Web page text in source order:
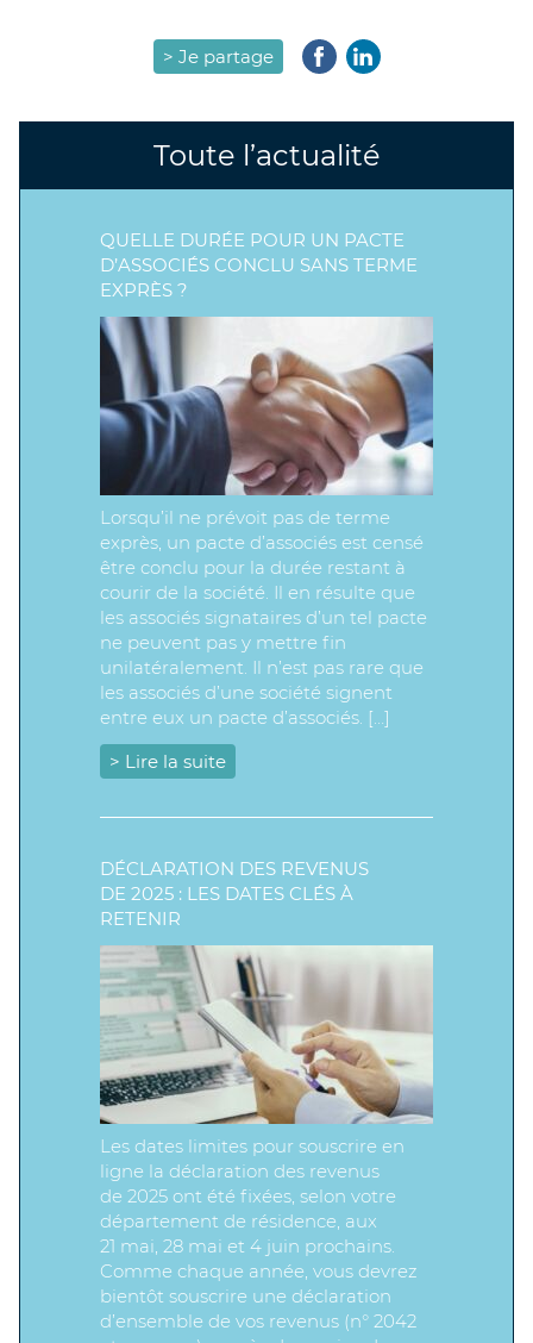
> Je partage
Toute l’actualité
QUELLE DURÉE POUR UN PACTE
D’ASSOCIÉS CONCLU SANS TERME
EXPRÈS ?
Lorsqu’il ne prévoit pas de terme
exprès, un pacte d’associés est censé
être conclu pour la durée restant à
courir de la société. Il en résulte que
les associés signataires d’un tel pacte
ne peuvent pas y mettre fin
unilatéralement. Il n’est pas rare que
les associés d’une société signent
entre eux un pacte d’associés. […]
> Lire la suite
DÉCLARATION DES REVENUS
DE 2025 : LES DATES CLÉS À
RETENIR
Les dates limites pour souscrire en
ligne la déclaration des revenus
de 2025 ont été fixées, selon votre
département de résidence, aux
21 mai, 28 mai et 4 juin prochains.
Comme chaque année, vous devrez
bientôt souscrire une déclaration
d’ensemble de vos revenus (n° 2042